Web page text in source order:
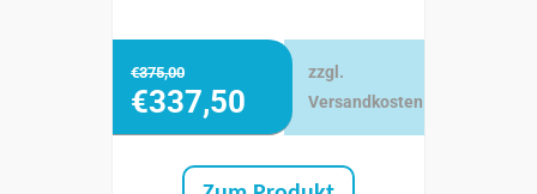
€375,00
€337,50
zzgl.
Versandkosten